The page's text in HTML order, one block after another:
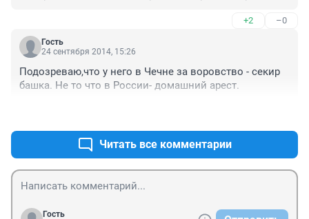
+2 –0
Гость
24 сентября 2014, 15:26
Подозреваю,что у него в Чечне за воровство - секир
башка. Не то что в России- домашний арест.
Читать все комментарии
Гость